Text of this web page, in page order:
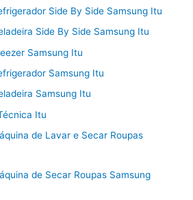
Side By Side Samsung Itu
Side By Side Samsung Itu
Samsung Itu
Samsung Itu
Samsung Itu
Itu
de Lavar e Secar Roupas
de Secar Roupas Samsung